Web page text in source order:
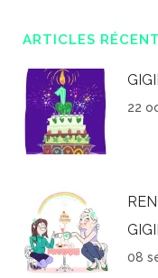
ARTICLES
22
08